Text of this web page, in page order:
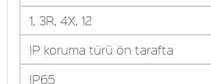
1, 3R, 4X, 12
IP koruma türü ön tarafta
IP65